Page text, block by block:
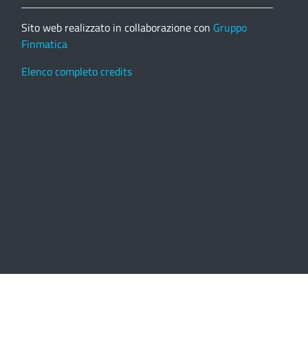
Sito web realizzato in collaborazione con Gruppo
Finmatica
Elenco completo credits